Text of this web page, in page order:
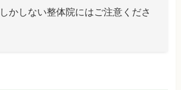
かしない整体院にはご注意くださ